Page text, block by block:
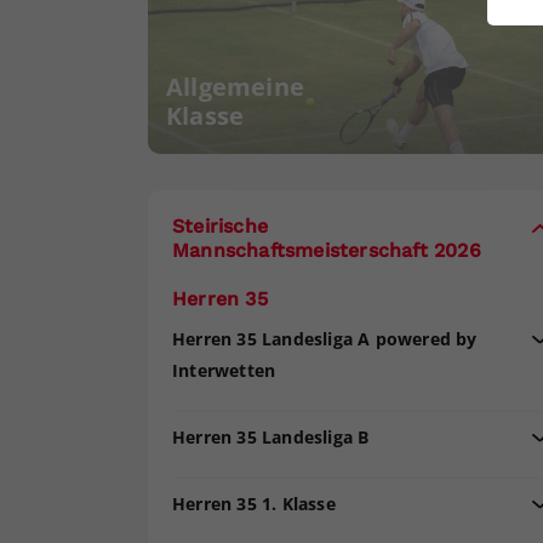
Allgemeine
Klasse
Steirische
Mannschaftsmeisterschaft 2026
Herren 35
Herren 35 Landesliga A powered by
Interwetten
Herren 35 Landesliga B
Herren 35 1. Klasse